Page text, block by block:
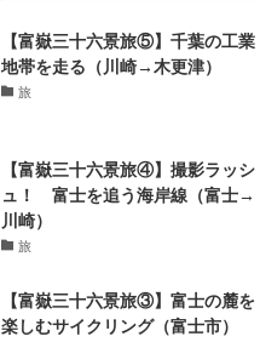
【富嶽三十六景旅⑤】千葉の工業
地帯を走る（川崎→木更津）
旅
【富嶽三十六景旅④】撮影ラッシ
ュ！ 富士を追う海岸線（富士→
川崎）
旅
【富嶽三十六景旅③】富士の麓を
楽しむサイクリング（富士市）